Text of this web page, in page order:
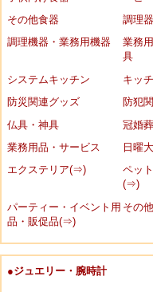
その他食器
調理
調理機器・業務用機器
業務
具
システムキッチン
キッ
防災関連グッズ
防犯
仏具・神具
冠婚
業務用品・サービス
日曜
エクステリア(⇒)
ペッ
(⇒)
パーティー・イベント用
品・販促品(⇒)
その他
●ジュエリー・腕時計